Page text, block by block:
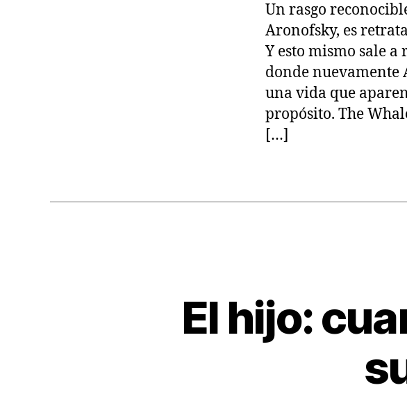
Un rasgo
Aronofsky, es
Y esto mismo sale
donde nuevamente
una vida que
propósito. The
[…]
El hijo: